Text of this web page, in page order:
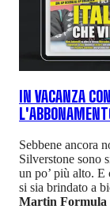
IN VACANZA
Sebbene ancora
Silverstone sono
un po’ più alto. E
si sia brindato a
Martin Formula